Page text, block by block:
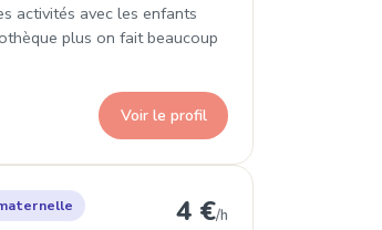
activités avec les enfants
plus on fait beaucoup
Voir le profil
Fougeretz 4 €/h